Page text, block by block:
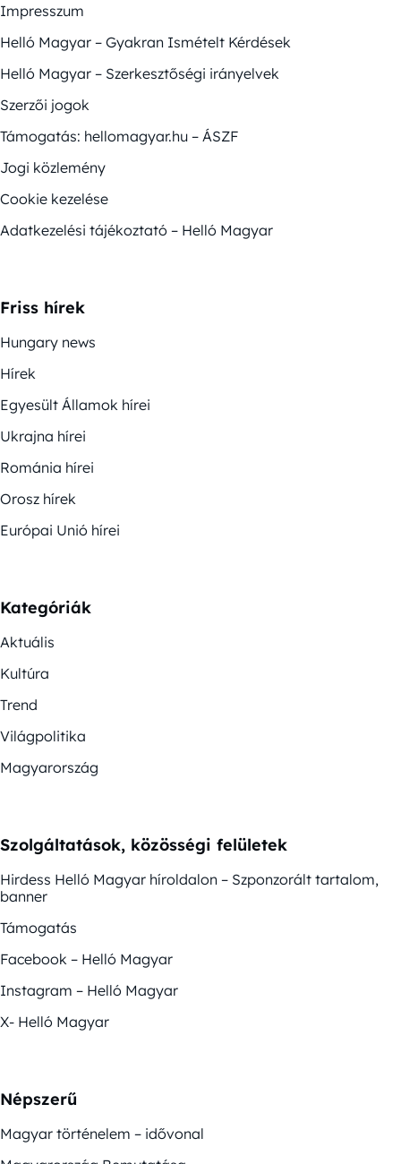
Impresszum
Helló Magyar – Gyakran Ismételt Kérdések
Helló Magyar – Szerkesztőségi irányelvek
Szerzői jogok
Támogatás: hellomagyar.hu – ÁSZF
Jogi közlemény
Cookie kezelése
Adatkezelési tájékoztató – Helló Magyar
Friss hírek
Hungary news
Hírek
Egyesült Államok hírei
Ukrajna hírei
Románia hírei
Orosz hírek
Európai Unió hírei
Kategóriák
Aktuális
Kultúra
Trend
Világpolitika
Magyarország
Szolgáltatások, közösségi felületek
Hirdess Helló Magyar híroldalon – Szponzorált tartalom,
banner
Támogatás
Facebook – Helló Magyar
Instagram – Helló Magyar
X- Helló Magyar
Népszerű
Magyar történelem – idővonal